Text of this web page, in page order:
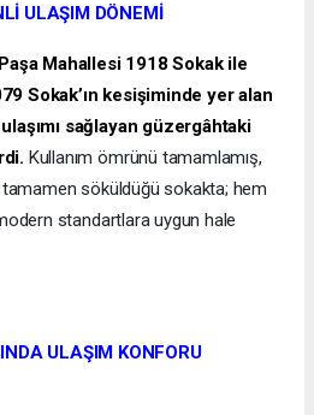
ULAŞIM DÖNEMİ
Mahallesi 1918 Sokak ile
Sokak’ın kesişiminde yer alan
sağlayan güzergâhtaki
Kullanım ömrünü tamamlamış,
tamamen söküldüğü sokakta; hem
standartlara uygun hale
ULAŞIM KONFORU